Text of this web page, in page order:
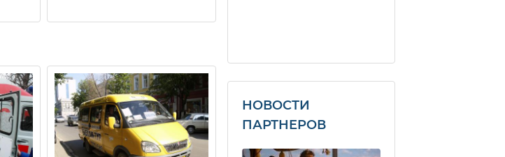
НОВОСТИ
ПАРТНЕРОВ